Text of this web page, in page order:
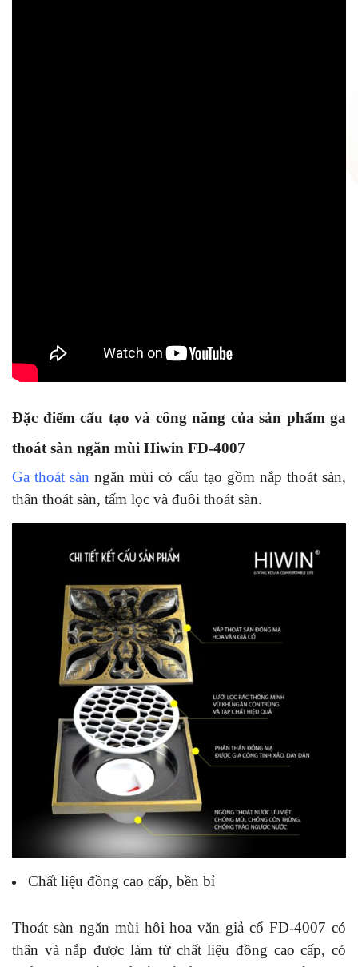
Đặc điểm cấu tạo và công năng của sản phẩm ga
thoát sàn ngăn mùi Hiwin FD-4007
Ga thoát sàn ngăn mùi có cấu tạo gồm nắp thoát sàn,
thân thoát sàn, tấm lọc và đuôi thoát sàn.
Chất liệu đồng cao cấp, bền bỉ
Thoát sàn ngăn mùi hôi hoa văn giả cổ FD-4007 có
thân và nắp được làm từ chất liệu đồng cao cấp, có